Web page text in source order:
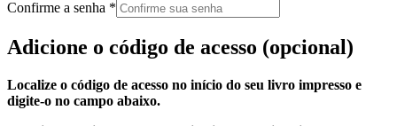
Confirme a senha *
Adicione o código de acesso (opcional)
Localize o código de acesso no início do seu livro impresso e
digite-o no campo abaixo.